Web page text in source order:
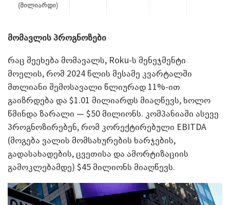
(მილიარდი)
მომავლის პროგნოზები
რაც შეეხება მომავალს, Roku-ს მენეჯმენტი
მოელის, რომ 2024 წლის მესამე კვარტალში
მთლიანი შემოსავალი წლიურად 11%-ით
გაიზრდება და $1.01 მილიარდს მიაღწევს, ხოლო
წმინდა ზარალი — $50 მილიონს. კომპანიაში ასევე
პროგნოზირებენ, რომ კორექტირებული EBITDA
(მოგება ვალის მომსახურების ხარჯების,
გადასახადების, ცვეთისა და ამორტიზაციის
გამოკლებამდე) $45 მილიონს მიაღწევს.